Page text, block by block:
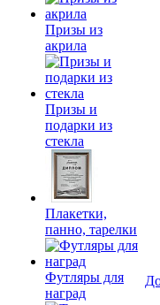
Призы из
акрила
Призы и
подарки из
стекла
Плакетки,
панно, тарелки
Футляры для
наград